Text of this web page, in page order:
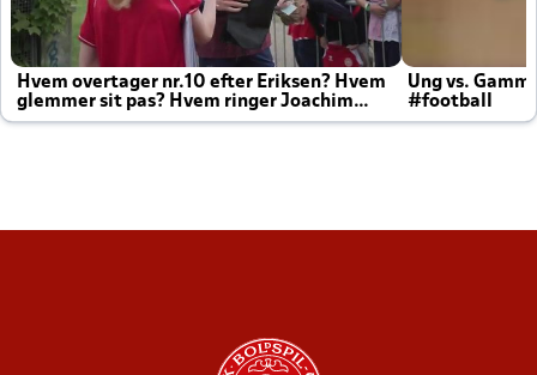
Hvem overtager nr.10 efter Eriksen? Hvem
glemmer sit pas? Hvem ringer Joachim
altid til efter kampe?
Ung vs.
#football